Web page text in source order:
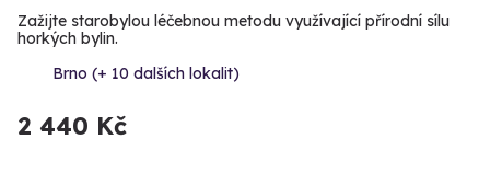
Zažijte starobylou léčebnou metodu využívající přírodní sílu
horkých bylin.
Brno (+ 10 dalších lokalit)
2 440 Kč